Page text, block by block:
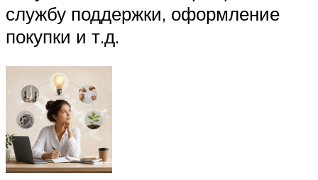
службу поддержки, оформление
покупки и т.д.